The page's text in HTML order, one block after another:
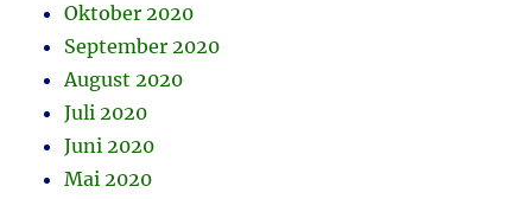
Oktober 2020
September 2020
August 2020
Juli 2020
Juni 2020
Mai 2020